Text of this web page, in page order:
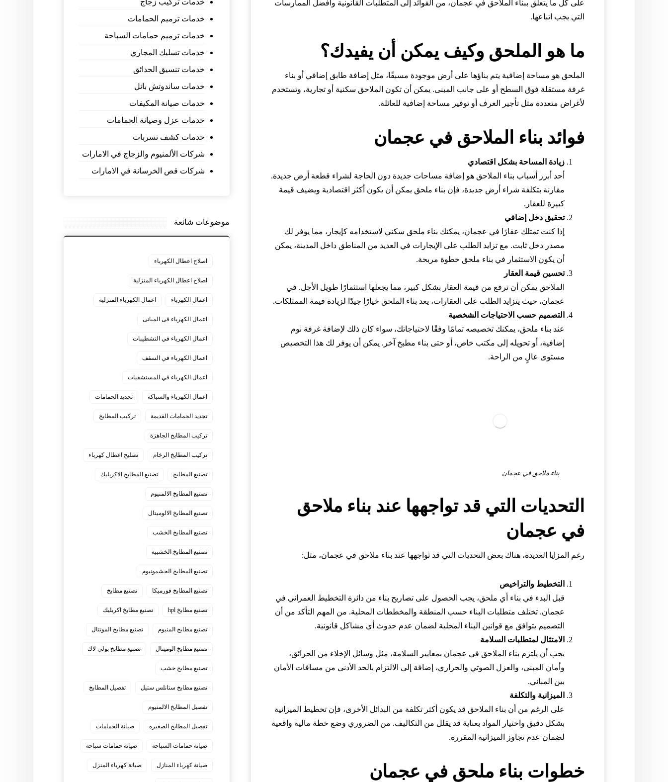
على كل ما يتعلق ببناء الملاحق في عجمان، من الفوائد إلى المتطلبات القانونية وأفضل الممارسات
التي يجب اتباعها.
ما هو الملحق وكيف يمكن أن يفيدك؟
الملحق هو مساحة إضافية يتم بناؤها على أرض موجودة مسبقًا، مثل إضافة طابق إضافي أو بناء
غرفة مستقلة فوق السطح أو على جانب المبنى. يمكن أن تكون الملاحق سكنية أو تجارية، وتستخدم
لأغراض متعددة مثل تأجير الغرف أو توفير مساحة إضافية للعائلة.
فوائد بناء الملاحق في عجمان
زيادة المساحة بشكل اقتصادي
أحد أبرز أسباب بناء الملاحق هو إضافة مساحات جديدة دون الحاجة لشراء قطعة أرض جديدة.
مقارنة بتكلفة شراء أرض جديدة، فإن بناء ملحق يمكن أن يكون أكثر اقتصادية ويضيف قيمة
كبيرة للعقار.
تحقيق دخل إضافي
إذا كنت تمتلك عقارًا في عجمان، يمكنك بناء ملحق سكني لاستخدامه كإيجار، مما يوفر لك
مصدر دخل ثابت. مع تزايد الطلب على الإيجارات في العديد من المناطق داخل المدينة، يمكن
أن يكون الاستثمار في بناء ملحق خطوة مربحة.
تحسين قيمة العقار
الملاحق يمكن أن ترفع من قيمة العقار بشكل كبير، مما يجعلها استثمارًا طويل الأجل. في
عجمان، حيث يتزايد الطلب على العقارات، يعد بناء الملحق خيارًا جيدًا لزيادة قيمة الممتلكات.
التصميم حسب الاحتياجات الشخصية
عند بناء ملحق، يمكنك تخصيصه تمامًا وفقًا لاحتياجاتك، سواء كان ذلك لإضافة غرفة نوم
إضافية، أو تحويله إلى مكتب خاص، أو حتى بناء مطبخ آخر. يمكن أن يوفر لك هذا التخصيص
مستوى عالٍ من الراحة.
بناء ملاحق في عجمان
التحديات التي قد تواجهها عند بناء ملاحق
في عجمان
رغم المزايا العديدة، هناك بعض التحديات التي قد تواجهها عند بناء ملاحق في عجمان، مثل:
التخطيط والتراخيص
قبل البدء في بناء أي ملحق، يجب الحصول على تصاريح بناء من دائرة التخطيط العمراني في
عجمان. تختلف متطلبات البناء حسب المنطقة والمخططات المحلية. من المهم التأكد من أن
التصميم يتوافق مع قوانين البناء المحلية لضمان عدم حدوث أي مشاكل قانونية.
الامتثال لمتطلبات السلامة
يجب أن يلتزم بناء الملاحق في عجمان بمعايير السلامة، مثل وسائل الإخلاء من الحرائق،
وأمان المبنى، والعزل الصوتي والحراري، إضافة إلى الالتزام بالحد الأدنى من مسافات الأمان
بين المباني.
الميزانية والتكلفة
على الرغم من أن بناء الملاحق قد يكون أكثر تكلفة من البدائل الأخرى، فإن تخطيط الميزانية
بشكل دقيق واختيار المواد بعناية قد يقلل من التكاليف. من الضروري وضع خطة مالية واقعية
لضمان عدم تجاوز الميزانية المقررة.
خطوات بناء ملحق في عجمان
خدمات تركيب زجاج
خدمات ترميم الحمامات
خدمات ترميم حمامات السباحة
خدمات تسليك المجاري
خدمات تنسيق الحدائق
خدمات ساندوتش بانل
خدمات صيانة المكيفات
خدمات عزل وصيانة الحمامات
خدمات كشف تسربات
شركات الألمنيوم والزجاج في الامارات
شركات قص الخرسانة في الامارات
موضوعات شائعة
اصلاح اعطال الكهرباء
اصلاح اعطال الكهرباء المنزلية
اعمال الكهرباء اعمال الكهرباء المنزلية
اعمال الكهرباء فى المبانى
اعمال الكهرباء في التشطيبات
اعمال الكهرباء في السقف
اعمال الكهرباء في المستشفيات
اعمال الكهرباء والسباكة تجديد الحمامات
تجديد الحمامات القديمة تركيب المطابخ
تركيب المطابخ الجاهزة
تركيب المطابخ الرخام تصليح اعطال كهرباء
تصنيع المطابخ تصنيع المطابخ الاكريليك
تصنيع المطابخ الالمنيوم
تصنيع المطابخ الالوميتال
تصنيع المطابخ الخشب
تصنيع المطابخ الخشبية
تصنيع المطابخ الخشمونيوم
تصنيع المطابخ فورميكا تصنيع مطابخ
تصنيع مطابخ hpl تصنيع مطابخ اكريليك
تصنيع مطابخ المنيوم تصنيع مطابخ المونتال
تصنيع مطابخ الوميتال تصنيع مطابخ بولي لاك
تصنيع مطابخ خشب
تصنيع مطابخ ستانلس ستيل تفصيل المطابخ
تفصيل المطابخ الالمنيوم
تفصيل المطابخ الصغيره صيانة الحمامات
صيانة حمامات السباحة صيانة حمامات سباحة
صيانة كهرباء المنازل صيانة كهرباء المنزل